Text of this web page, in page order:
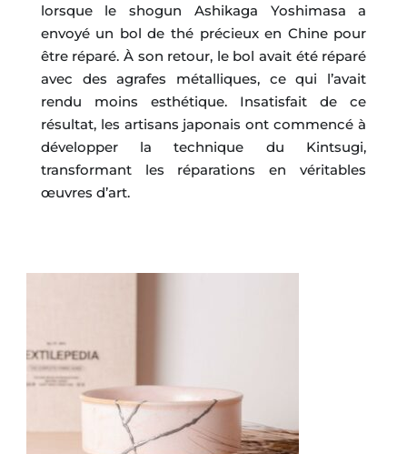
lorsque le shogun Ashikaga Yoshimasa a
envoyé un bol de thé précieux en Chine pour
être réparé. À son retour, le bol avait été réparé
avec des agrafes métalliques, ce qui l’avait
rendu moins esthétique. Insatisfait de ce
résultat, les artisans japonais ont commencé à
développer la technique du Kintsugi,
transformant les réparations en véritables
œuvres d’art.